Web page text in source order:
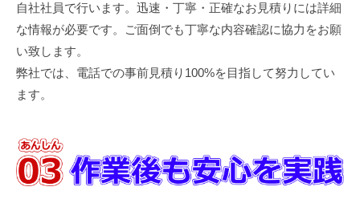
自社社員で行います。迅速・丁寧・正確なお見積りには詳細
な情報が必要です。ご面倒でも丁寧な内容確認に協力をお願
い致します。
弊社では、電話での事前見積り100%を目指して努力してい
ます。